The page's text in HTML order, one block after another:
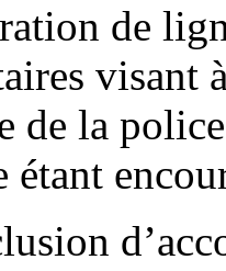
de
visant
de la